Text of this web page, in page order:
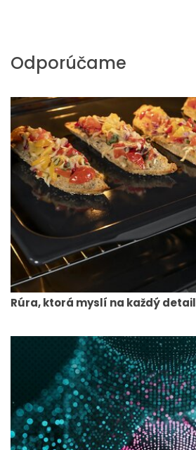
Odporúčame
Rúra, ktorá myslí na každý detail